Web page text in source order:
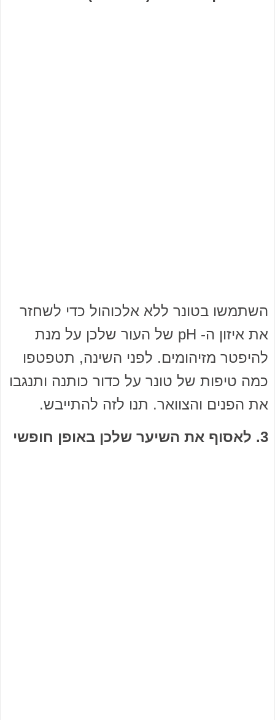
השתמשו בטונר ללא אלכוהול כדי לשחזר
את איזון ה- pH של העור שלכן על מנת
להיפטר מזיהומים. לפני השינה, תטפטפו
כמה טיפות של טונר על כדור כותנה ותנגבו
את הפנים והצוואר. תנו לזה להתייבש.
3. לאסוף את השיער שלכן באופן חופשי